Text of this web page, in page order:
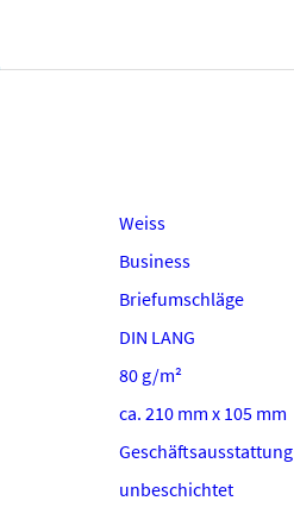
Weiss
Business
Briefumschläge
DIN LANG
80 g/m²
ca. 210 mm x 105 mm
Geschäftsausstattung
unbeschichtet